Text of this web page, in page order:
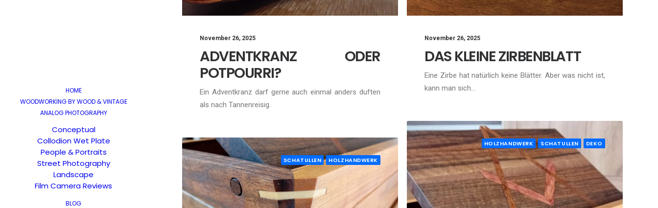
HOME
WOODWORKING BY WOOD & VINTAGE
ANALOG PHOTOGRAPHY
Conceptual
Collodion Wet Plate
People & Portraits
Street Photography
Landscape
Film Camera Reviews
BLOG
November 26, 2025
DAS KLEINE ZIRBENBLATT
Eine Zirbe hat natürlich keine Blätter. Aber was nicht ist,
kann man sich…
November 26, 2025
ADVENTKRANZ ODER
POTPOURRI?
Ein Adventkranz darf gerne auch einmal anders duften
als nach Tannenreisig.
HOLZHANDWERK SCHATULLEN DEKO
SCHATULLEN HOLZHANDWERK